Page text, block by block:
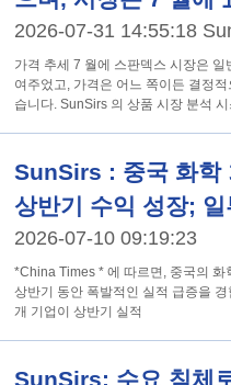
2026-07-31 14:55:18
가격 추세 7 월에 스판덱스 시장은 일반적으로 양방향 변동 패턴을 보
여주었고, 가격은 어느 쪽이든 결정
습니다. SunSirs 의 상품 시장 분석
SunSirs : 중국 화학
상반기 수익 성장;
2026-07-10 09:19:23
*China Times * 에 따르면, 중국의
상반기 동안 폭발적인 실적 급증을 경험했습니다.
개 기업이 상반기 실적
SunSirs: 수요 침체